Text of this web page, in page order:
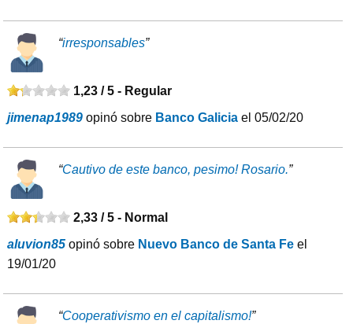
“irresponsables”
1,23 / 5 - Regular
jimenap1989 opinó sobre Banco Galicia el 05/02/20
“Cautivo de este banco, pesimo! Rosario.”
2,33 / 5 - Normal
aluvion85 opinó sobre Nuevo Banco de Santa Fe el
19/01/20
“Cooperativismo en el capitalismo!”